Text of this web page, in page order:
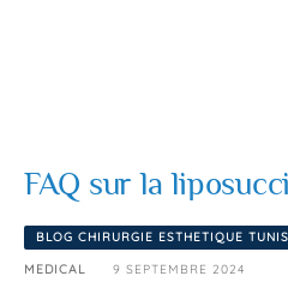
FAQ sur la
BLOG CHIRURGIE ESTHETIQUE
MEDICAL 9 SEPTEMBRE 2024